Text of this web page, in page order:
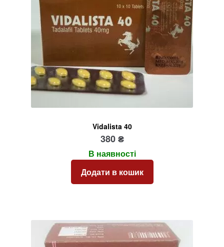
Vidalista 40
380₴
В наявності
Додати в кошик